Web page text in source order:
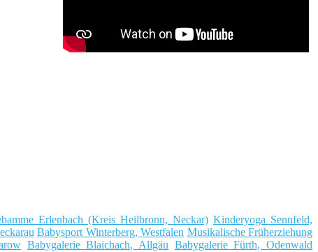
Erlenbach (Kreis Heilbronn, Neckar) Kinderyoga Sennfeld,
Babysport Winterberg, Westfalen Musikalische Früherziehung
Babygalerie Blaichach, Allgäu Babygalerie Fürth, Odenwald